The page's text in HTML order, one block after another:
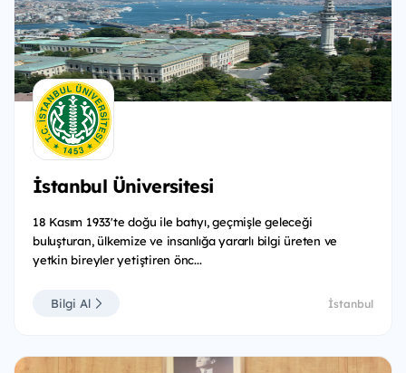
İstanbul Üniversitesi
18 Kasım 1933'te doğu ile batıyı, geçmişle geleceği
buluşturan, ülkemize ve insanlığa yararlı bilgi üreten ve
yetkin bireyler yetiştiren önc...
Bilgi Al İstanbul